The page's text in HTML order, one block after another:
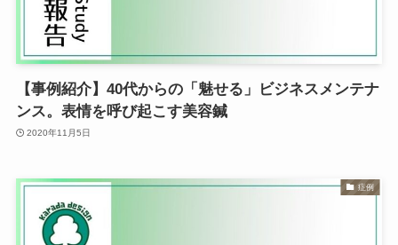
【事例紹介】40代からの「魅せる」ビジネスメンテナ
ンス。表情を呼び起こす美容鍼
2020年11月5日
症例